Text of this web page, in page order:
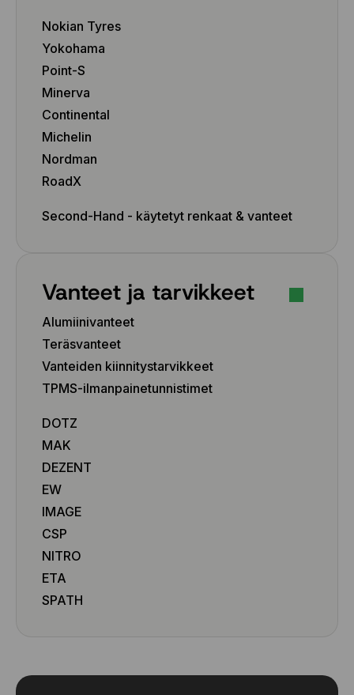
Nokian Tyres
Yokohama
Point-S
Minerva
Continental
Michelin
Nordman
RoadX
Second-Hand - käytetyt renkaat & vanteet
Vanteet ja tarvikkeet
Alumiinivanteet
Teräsvanteet
Vanteiden kiinnitystarvikkeet
TPMS-ilmanpainetunnistimet
DOTZ
MAK
DEZENT
EW
IMAGE
CSP
NITRO
ETA
SPATH